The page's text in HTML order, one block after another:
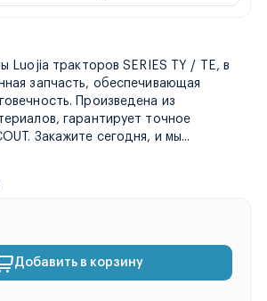
Luojia тракторов SERIES TY / TE, в
запчасть, обеспечивающая
Произведена из
гарантирует точное
Закажите сегодня, и мы...
Добавить в корзину